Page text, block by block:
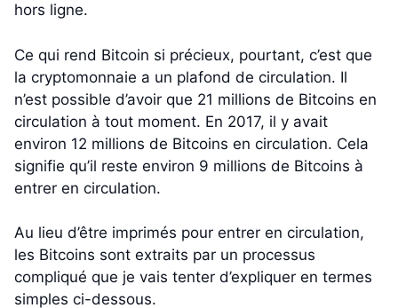
hors ligne.
Ce qui rend Bitcoin si précieux, pourtant, c’est que
la cryptomonnaie a un plafond de circulation. Il
n’est possible d’avoir que 21 millions de Bitcoins en
circulation à tout moment. En 2017, il y avait
environ 12 millions de Bitcoins en circulation. Cela
signifie qu’il reste environ 9 millions de Bitcoins à
entrer en circulation.
Au lieu d’être imprimés pour entrer en circulation,
les Bitcoins sont extraits par un processus
compliqué que je vais tenter d’expliquer en termes
simples ci-dessous.